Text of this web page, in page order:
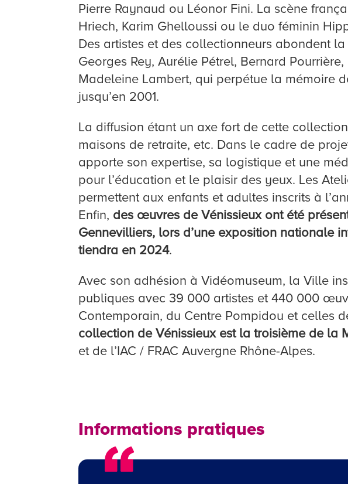
Pierre Raynaud ou Léonor Fini. La scène
Hriech, Karim Ghelloussi ou le duo féminin
Des artistes et des collectionneurs abondent
Georges Rey, Aurélie Pétrel, Bernard
Madeleine Lambert, qui perpétue la mémoire
jusqu’en 2001.
La diffusion étant un axe fort de cette
maisons de retraite, etc. Dans le cadre de
apporte son expertise, sa logistique et une
pour l’éducation et le plaisir des yeux. Les
permettent aux enfants et adultes inscrits à
Enfin, des œuvres de Vénissieux ont été
Gennevilliers, lors d’une exposition nationale
tiendra en 2024.
Avec son adhésion à Vidéomuseum, la Ville
publiques avec 39 000 artistes et 440 000
Contemporain, du Centre Pompidou et celles
collection de Vénissieux est la troisième de la
et de l’IAC / FRAC Auvergne Rhône-Alpes.
Informations pratiques